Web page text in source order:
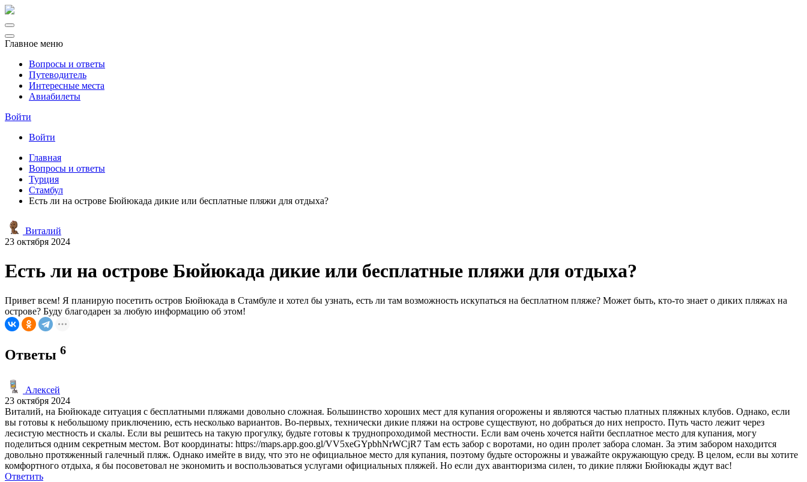
Главное меню
Вопросы и ответы
Путеводитель
Интересные места
Авиабилеты
Войти
Войти
Главная
Вопросы и ответы
Турция
Стамбул
Есть ли на острове Бюйюкада дикие или бесплатные пляжи для отдыха?
Виталий
23 октября 2024
Есть ли на острове Бюйюкада дикие или бесплатные пляжи для отдыха?
Привет всем! Я планирую посетить остров Бюйюкада в Стамбуле и хотел бы узнать, есть ли там возможность искупаться на бесплатном пляже? Может быть, кто-то знает о диких пляжах на
острове? Буду благодарен за любую информацию об этом!
Ответы 6
Алексей
23 октября 2024
Виталий, на Бюйюкаде ситуация с бесплатными пляжами довольно сложная. Большинство хороших мест для купания огорожены и являются частью платных пляжных клубов. Однако, если
вы готовы к небольшому приключению, есть несколько вариантов. Во-первых, технически дикие пляжи на острове существуют, но добраться до них непросто. Путь часто лежит через
лесистую местность и скалы. Если вы решитесь на такую прогулку, будьте готовы к труднопроходимой местности. Если вам очень хочется найти бесплатное место для купания, могу
поделиться одним секретным местом. Вот координаты: https://maps.app.goo.gl/VV5xeGYpbhNrWCjR7 Там есть забор с воротами, но один пролет забора сломан. За этим забором находится
довольно протяженный галечный пляж. Однако имейте в виду, что это не официальное место для купания, поэтому будьте осторожны и уважайте окружающую среду. В целом, если вы хотите
комфортного отдыха, я бы посоветовал не экономить и воспользоваться услугами официальных пляжей. Но если дух авантюризма силен, то дикие пляжи Бюйюкады ждут вас!
Ответить